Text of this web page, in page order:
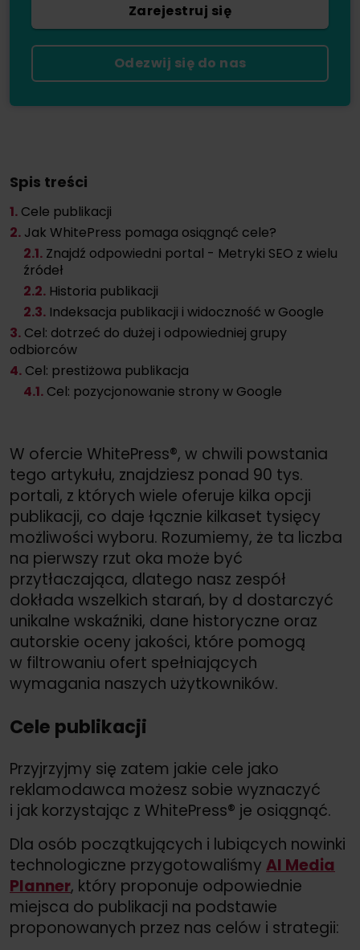
Zarejestruj się
Odezwij się do nas
Spis treści
1. Cele publikacji
2. Jak WhitePress pomaga osiągnąć cele?
2.1. Znajdź odpowiedni portal - Metryki SEO z wielu
źródeł
2.2. Historia publikacji
2.3. Indeksacja publikacji i widoczność w Google
3. Cel: dotrzeć do dużej i odpowiedniej grupy
odbiorców
4. Cel: prestiżowa publikacja
4.1. Cel: pozycjonowanie strony w Google
W ofercie WhitePress®, w chwili powstania
tego artykułu, znajdziesz ponad 90 tys.
portali, z których wiele oferuje kilka opcji
publikacji, co daje łącznie kilkaset tysięcy
możliwości wyboru. Rozumiemy, że ta liczba
na pierwszy rzut oka może być
przytłaczająca, dlatego nasz zespół
dokłada wszelkich starań, by d dostarczyć
unikalne wskaźniki, dane historyczne oraz
autorskie oceny jakości, które pomogą
w filtrowaniu ofert spełniających
wymagania naszych użytkowników.
Cele publikacji
Przyjrzyjmy się zatem jakie cele jako
reklamodawca możesz sobie wyznaczyć
i jak korzystając z WhitePress® je osiągnąć.
Dla osób początkujących i lubiących nowinki
technologiczne przygotowaliśmy AI Media
Planner, który proponuje odpowiednie
miejsca do publikacji na podstawie
proponowanych przez nas celów i strategii: